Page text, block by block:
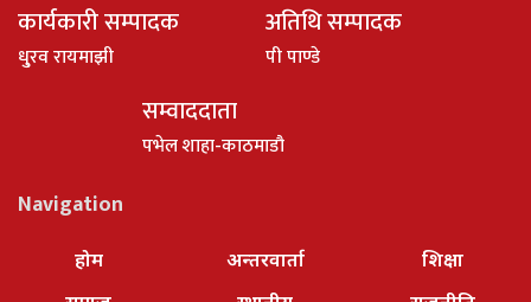
कार्यकारी सम्पादक
धु्रव रायमाझी
अतिथि सम्पादक
पी पाण्डे
सम्वाददाता
पभेल शाहा-काठमाडौ
Navigation
होम
अन्तरवार्ता
शिक्षा